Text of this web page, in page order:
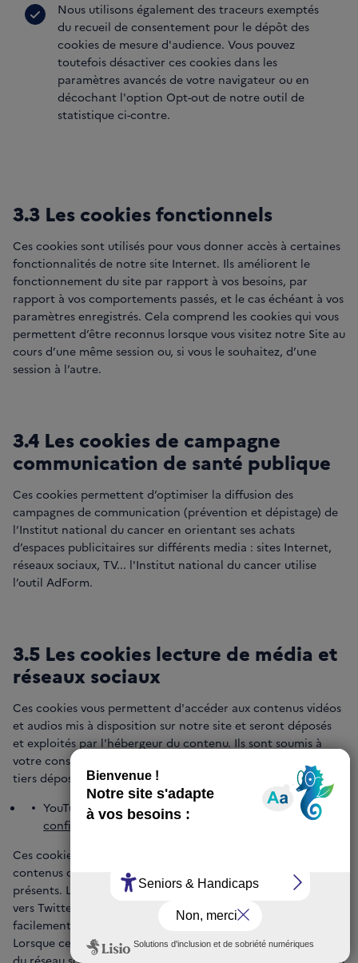
Nous utilisons également des traceurs exemptés
du recueil de consentement pour le dépôt des
cookies de mesure d'audience. Vous pouvez
toutefois désactiver ces cookies dans les
paramètres avancés de votre navigateur ou en
décochant l'option Opt-out de notre outil de
statistique ci-contre.
3.3 Les cookies fonctionnels
Ces cookies sont utilisés pour vous donner accès à certaines
fonctionnalités de notre site Internet. Ils améliorent le
fonctionnement du site par rapport à vos besoins, par
rapport à vos comportements passés, et le cas échéant à vos
paramètres enregistrés. Cela comprend les cookies qui vous
permettent d’être reconnus lorsque vous visitez notre Site au
cours d’une même session ou, si vous le souhaitez, d’une
session à l’autre.
3.4 Les cookies de campagne
communication de santé publique
Ces cookies permettent d’optimiser la diffusion des
campagnes de communication (prévention et dépistage) de
l’Institut national du cancer en orientant ses achats
d’espaces publicitaires sur différents media : sites Internet,
réseaux sociaux, TV... l'Institut national du cancer utilise
l’outil AdForm.
3.5 Les cookies lecture de média et
réseaux sociaux
Ces cookies vous permettent d'accéder aux contenus vidéos
et audios mis à disposition sur notre site et seront déposés
et exploités par l'hébergeur du contenu. Ils sont soumis à
votre consentement. Pour plus d’informations sur les cookies
tiers déposés par les sites hébergeant ces contenus :
YouTube : Règles de confidentialité – Règles de
confidentialité et conditions d’utilisation – Google
Ces cookies permettent également de partager des
contenus du site sur les réseaux sociaux à l’aide des boutons
présents. Le site de l’Institut contient des liens de partage
vers Twitter et Facebook qui permettent de partager
facilement des contenus du site avec d’autres personnes.
Lorsque ces boutons de partage sont utilisés, un cookie tiers